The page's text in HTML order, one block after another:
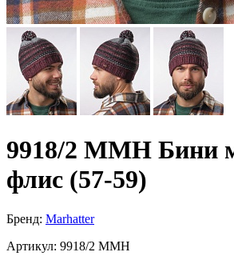
9918/2 MMH Бини
флис (57-59)
Бренд: Marhatter
Артикул: 9918/2 MMH